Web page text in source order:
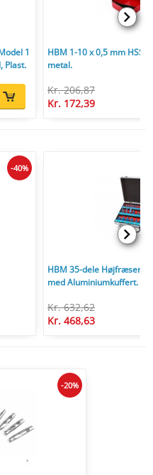
1
Plast.
HBM 1-10 x 0,5 mm HSS
metal.
Kr. 206,87
Kr. 172,39
-40%
HBM 35-dele
med Aluminiumkuffert.
Kr. 632,62
Kr. 468,63
-20%